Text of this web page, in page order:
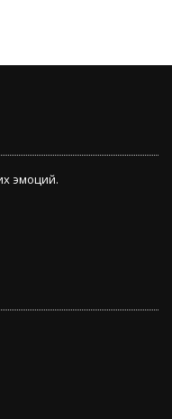
эмоций.